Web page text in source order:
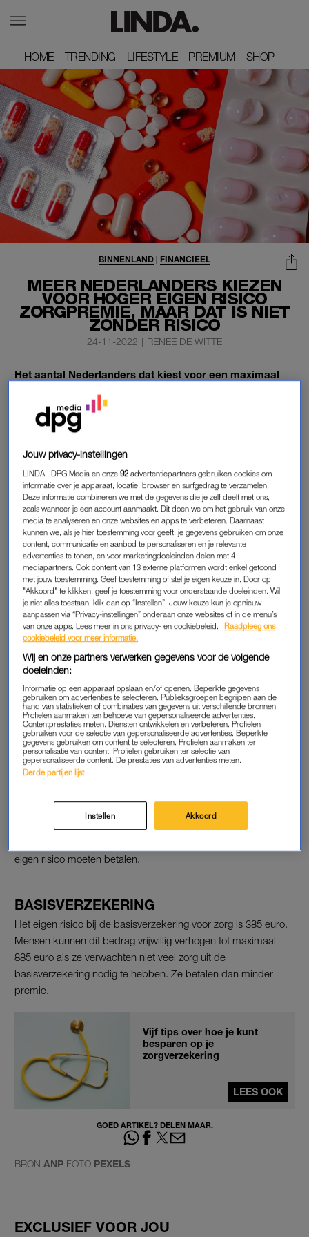
HOME
HOME TRENDING
TRENDING LIFESTYLE
LIFESTYLE PREMIUM
PREMIUM SHOP
SHOP
MEER NEDERLANDERS KIEZEN
VOOR HOGER EIGEN RISICO
ZORGPREMIE, MAAR DAT IS NIET
ZONDER RISICO
BINNENLAND | FINANCIEEL
24-11-2022 | RENEE DE WITTE
Het aantal Nederlanders dat kiest voor een maximaal
de premie, stijgt fors.
In 2020 koos een kwart voor het bedrag van 885 euro. Nu
maakt bijna 40 procent van de mensen die keuze. Dat komt
naar voren uit onderzoek van vergelijkingssite Independer.
De site waarschuwt dat aan het besparen op de premie
risico’s zijn verbonden.
EIGEN RISICO
Independer wijst erop dat de zorgpremies voor het komende
jaarflink omhoog gaan. Ook melden ze dat mensen daarom
zoeken naar manieren om op de premies te besparen.
Independer heeft de cijfers van de overstappers op een rij
gezet. Daaruit komt naar voren dat 38,7 procent van de
mensen kiest voor het maximale eigen risico om zo kosten te
25,7 procent.
Zorgexpert Bas Knopperts van Independer waarschuwt dat
mensen die voor een verhoogd eigen risico kiezen een buffer
nodig hebben om eventuele hogere zorgkosten op te vangen.
Maar volgens onderzoek dat in opdracht van de
eigen risico moeten betalen.
BASISVERZEKERING
Het eigen risico bij de basisverzekering voor zorg is 385 euro.
Mensen kunnen dit bedrag vrijwillig verhogen tot maximaal
885 euro als ze verwachten niet veel zorg uit de
basisverzekering nodig te hebben. Ze betalen dan minder
premie.
Vijf tips over hoe je kunt
besparen op je
zorgverzekering
LEES OOK
GOED ARTIKEL? DELEN MAAR.
BRON ANP FOTO PEXELS
EXCLUSIEF VOOR JOU
Jouw privacy-instellingen
LINDA., DPG Media en onze92 advertentiepartners gebruiken cookies om
informatie over je apparaat, locatie, browser en surfgedrag te verzamelen.
Deze informatie combineren we met de gegevens die je zelf deelt met ons,
zoals wanneer je een account aanmaakt. Dit doen we om het gebruik van onze
media te analyseren en onze websites en apps te verbeteren. Daarnaast
kunnen we, als je hier toestemming voor geeft, je gegevens gebruiken om onze
content, communicatie en aanbod te personaliseren en je relevante
advertenties te tonen, en voor marketingdoeleinden delen met 4
mediapartners. Ook content van 13 externe platformen wordt enkel getoond
met jouw toestemming. Geef toestemming of stel je eigen keuze in. Door op
"Akkoord" te klikken, geef je toestemming voor onderstaande doeleinden. Wil
je niet alles toestaan, klik dan op “Instellen”. Jouw keuze kun je opnieuw
aanpassen via “Privacy-instellingen” onderaan onze websites of in de menu’s
van onze apps. Lees meer in ons privacy- en cookiebeleid.
Raadpleeg ons
cookiebeleid voor meer informatie.
Wij en onze partners verwerken gegevens voor de volgende
doeleinden:
Informatie op een apparaat opslaan en/of openen. Beperkte gegevens
gebruiken om advertenties te selecteren. Publieksgroepen begrijpen aan de
hand van statistieken of combinaties van gegevens uit verschillende bronnen.
Profielen aanmaken ten behoeve van gepersonaliseerde advertenties.
Contentprestaties meten. Diensten ontwikkelen en verbeteren. Profielen
gebruiken voor de selectie van gepersonaliseerde advertenties. Beperkte
gegevens gebruiken om content te selecteren. Profielen aanmaken ter
personalisatie van content. Profielen gebruiken ter selectie van
gepersonaliseerde content. De prestaties van advertenties meten.
Derde partijen lijst
Instellen Akkoord